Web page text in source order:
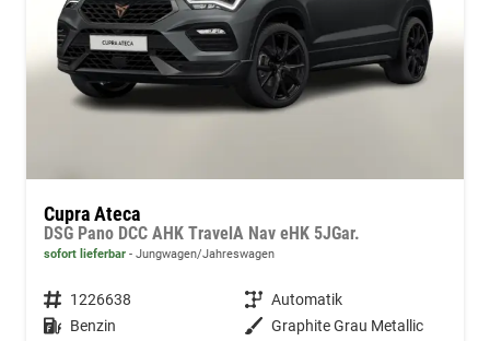
Cupra Ateca
DSG Pano DCC AHK TravelA Nav eHK 5JGar.
sofort lieferbar Jungwagen/Jahreswagen
Fahrzeugnummer 1226638 Getriebe Automatik
Kraftstoff Benzin Außenfarbe Graphite Grau Metallic